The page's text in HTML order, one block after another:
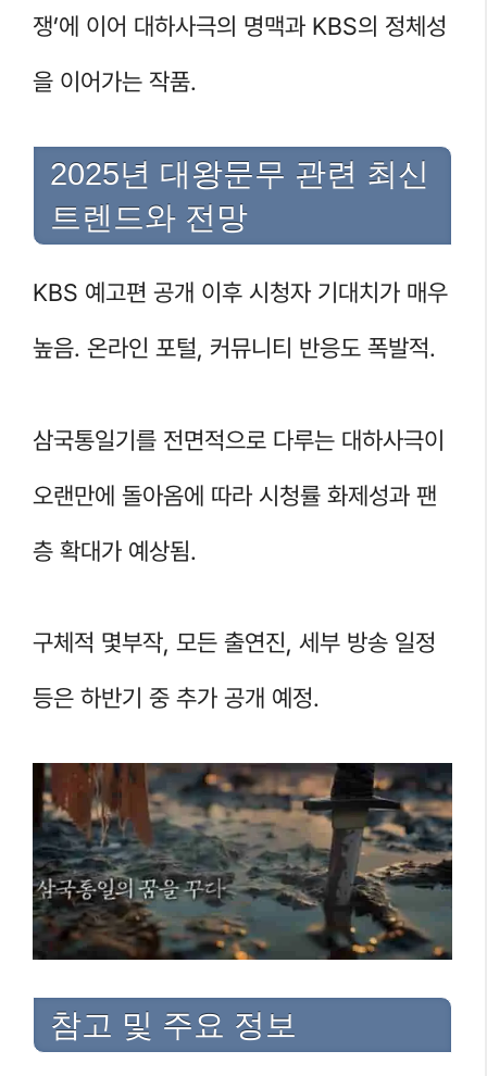
쟁’에 이어 대하사극의 명맥과 KBS의 정체성
을 이어가는 작품.
2025년 대왕문무 관련 최신
트렌드와 전망
KBS 예고편 공개 이후 시청자 기대치가 매우
높음. 온라인 포털, 커뮤니티 반응도 폭발적.
삼국통일기를 전면적으로 다루는 대하사극이
오랜만에 돌아옴에 따라 시청률 화제성과 팬
층 확대가 예상됨.
구체적 몇부작, 모든 출연진, 세부 방송 일정
등은 하반기 중 추가 공개 예정.
참고 및 주요 정보